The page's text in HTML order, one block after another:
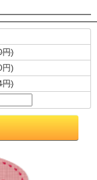
円)
円)
円)